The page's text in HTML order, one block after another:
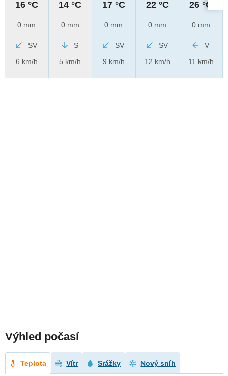
16 °C
0 mm
SV
6 km/h
14 °C
0 mm
S
5 km/h
17 °C
0 mm
SV
9 km/h
22 °C
0 mm
SV
12 km/h
26 °C
0 mm
V
11 km/h
Výhled počasí
Teplota Vítr Srážky Nový sníh